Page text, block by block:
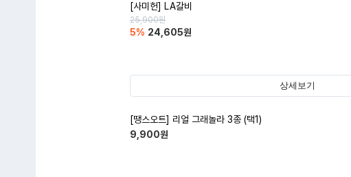
[사미헌] LA갈비
25,900원
5% 24,605원
상세보기
[땡스오트] 리얼 그래놀라 3종 (택1)
9,900원